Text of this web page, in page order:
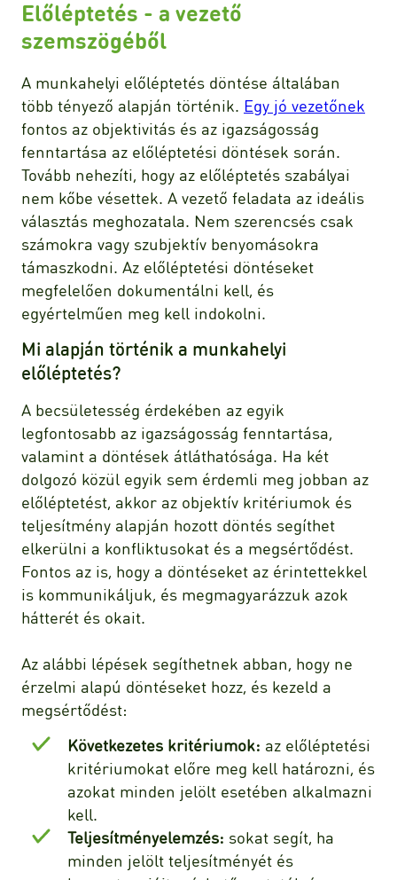
Előléptetés - a vezető
szemszögéből
A munkahelyi előléptetés döntése általában
több tényező alapján történik. Egy jó vezetőnek
fontos az objektivitás és az igazságosság
fenntartása az előléptetési döntések során.
Tovább nehezíti, hogy az előléptetés szabályai
nem kőbe vésettek. A vezető feladata az ideális
választás meghozatala. Nem szerencsés csak
számokra vagy szubjektív benyomásokra
támaszkodni. Az előléptetési döntéseket
megfelelően dokumentálni kell, és
egyértelműen meg kell indokolni.
Mi alapján történik a munkahelyi
előléptetés?
A becsületesség érdekében az egyik
legfontosabb az igazságosság fenntartása,
valamint a döntések átláthatósága. Ha két
dolgozó közül egyik sem érdemli meg jobban az
előléptetést, akkor az objektív kritériumok és
teljesítmény alapján hozott döntés segíthet
elkerülni a konfliktusokat és a megsértődést.
Fontos az is, hogy a döntéseket az érintettekkel
is kommunikáljuk, és megmagyarázzuk azok
hátterét és okait.
Az alábbi lépések segíthetnek abban, hogy ne
érzelmi alapú döntéseket hozz, és kezeld a
megsértődést:
Következetes kritériumok: az előléptetési
kritériumokat előre meg kell határozni, és
azokat minden jelölt esetében alkalmazni
kell.
Teljesítményelemzés: sokat segít, ha
minden jelölt teljesítményét és